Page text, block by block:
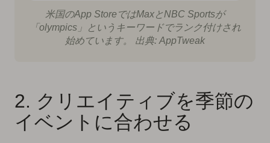
米国のApp StoreではMaxとNBC Sportsが
「olympics」というキーワードでランク付けされ
始めています。 出典: AppTweak
2. クリエイティブを季節の
イベントに合わせる